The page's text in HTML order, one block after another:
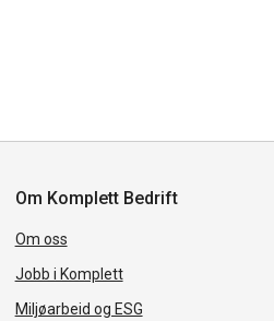
Om Komplett Bedrift
Om oss
Jobb i Komplett
Miljøarbeid og ESG